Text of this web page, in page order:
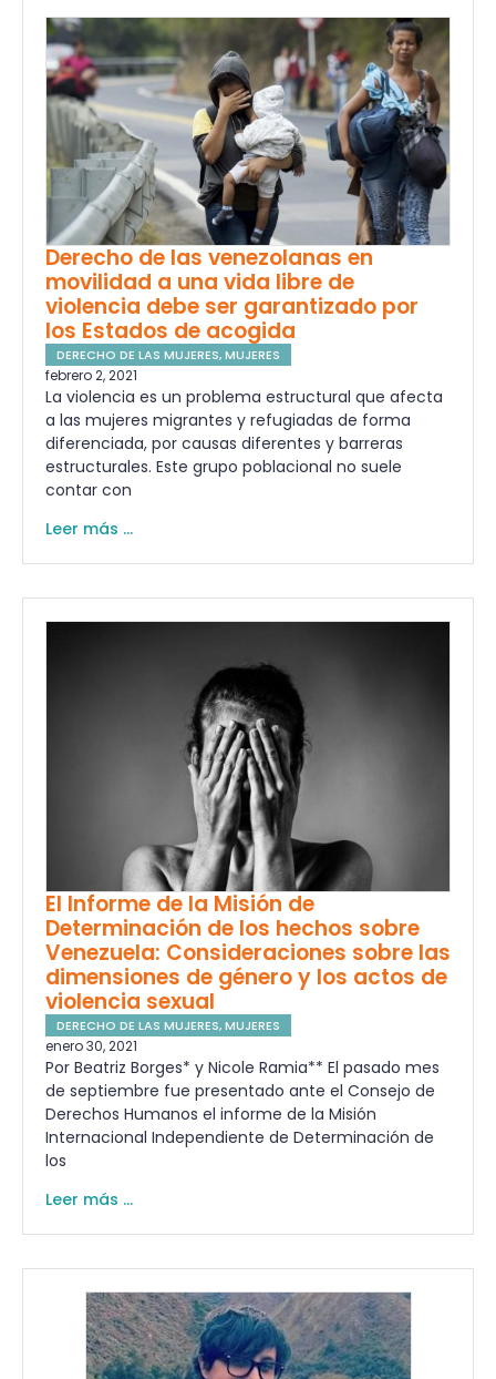
Derecho de las venezolanas en
movilidad a una vida libre de
violencia debe ser garantizado por
los Estados de acogida
DERECHO DE LAS MUJERES,MUJERES
febrero 2, 2021
La violencia es un problema estructural que afecta
a las mujeres migrantes y refugiadas de forma
diferenciada, por causas diferentes y barreras
estructurales. Este grupo poblacional no suele
contar con
Leer más ...
El Informe de la Misión de
Determinación de los hechos sobre
Venezuela: Consideraciones sobre las
dimensiones de género y los actos de
violencia sexual
DERECHO DE LAS MUJERES,MUJERES
enero 30, 2021
Por Beatriz Borges* y Nicole Ramia** El pasado mes
de septiembre fue presentado ante el Consejo de
Derechos Humanos el informe de la Misión
Internacional Independiente de Determinación de
los
Leer más ...